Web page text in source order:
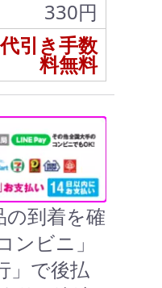
330円
代引き手数
料無料
到着を確
ンビニ」
」で後払